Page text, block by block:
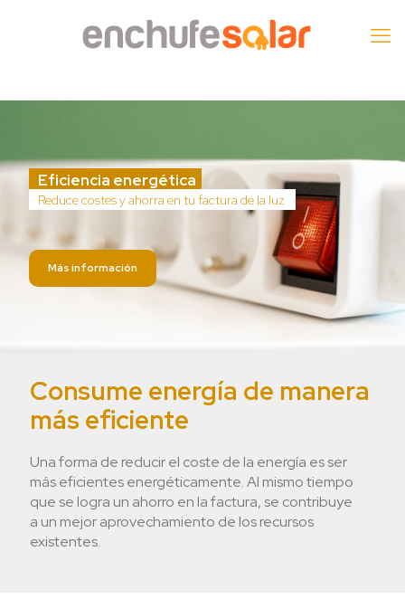
Eficiencia energética
Reduce costes y ahorra en tu factura de la luz
Más información
Consume energía de manera
más eficiente
Una forma de reducir el coste de la energía es ser
más eficientes energéticamente. Al mismo tiempo
que se logra un ahorro en la factura, se contribuye
a un mejor aprovechamiento de los recursos
existentes.